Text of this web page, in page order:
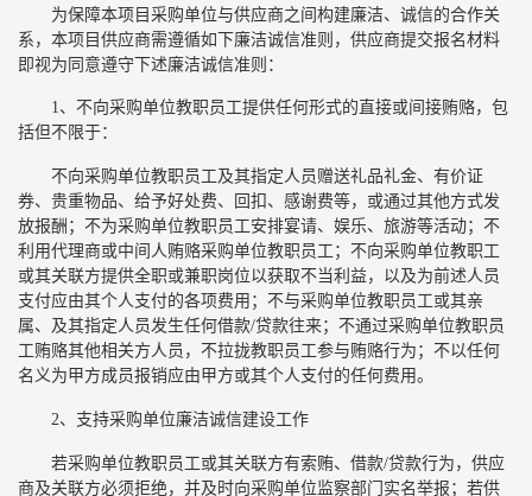
为保障本项目采购单位与供应商之间构建廉洁、诚信的合作关
系，本项目供应商需遵循如下廉洁诚信准则，供应商提交报名材料
即视为同意遵守下述廉洁诚信准则：
1、不向采购单位教职员工提供任何形式的直接或间接贿赂，包
括但不限于：
不向采购单位教职员工及其指定人员赠送礼品礼金、有价证
券、贵重物品、给予好处费、回扣、感谢费等，或通过其他方式发
放报酬；不为采购单位教职员工安排宴请、娱乐、旅游等活动；不
利用代理商或中间人贿赂采购单位教职员工；不向采购单位教职工
或其关联方提供全职或兼职岗位以获取不当利益，以及为前述人员
支付应由其个人支付的各项费用；不与采购单位教职员工或其亲
属、及其指定人员发生任何借款/贷款往来；不通过采购单位教职员
工贿赂其他相关方人员，不拉拢教职员工参与贿赂行为；不以任何
名义为甲方成员报销应由甲方或其个人支付的任何费用。
2、支持采购单位廉洁诚信建设工作
若采购单位教职员工或其关联方有索贿、借款/贷款行为，供应
商及关联方必须拒绝，并及时向采购单位监察部门实名举报；若供